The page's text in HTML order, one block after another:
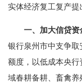
实体经济复工复产提
一、加大信贷资
银行泉州市中支争
额度，以低成本央
域春耕备耕、畜禽